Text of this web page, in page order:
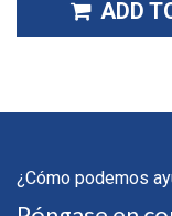
ADD
¿Cómo podemos